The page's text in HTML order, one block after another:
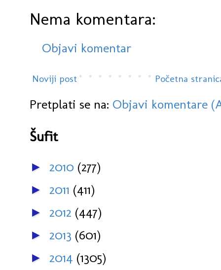
Nema komentara:
Objavi komentar
Noviji post Početna
Pretplati se na: Objavi komentare
Šufit
► 2010 (277)
► 2011 (411)
► 2012 (447)
► 2013 (601)
► 2014 (1305)